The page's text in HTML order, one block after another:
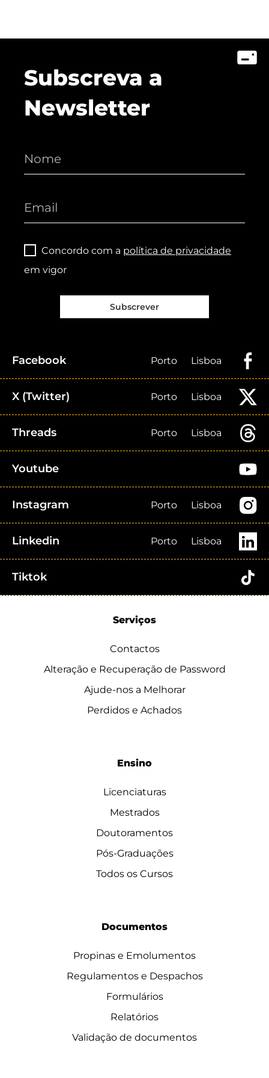
Subscreva a
Newsletter
Concordo com a política de privacidade
em vigor
Subscrever
Facebook Porto Lisboa
X (Twitter) Porto Lisboa
Threads Porto Lisboa
Youtube
Instagram Porto Lisboa
Linkedin Porto Lisboa
Tiktok
Serviços
Contactos
Alteração e Recuperação de Password
Ajude-nos a Melhorar
Perdidos e Achados
Ensino
Licenciaturas
Mestrados
Doutoramentos
Pós-Graduações
Todos os Cursos
Documentos
Propinas e Emolumentos
Regulamentos e Despachos
Formulários
Relatórios
Validação de documentos